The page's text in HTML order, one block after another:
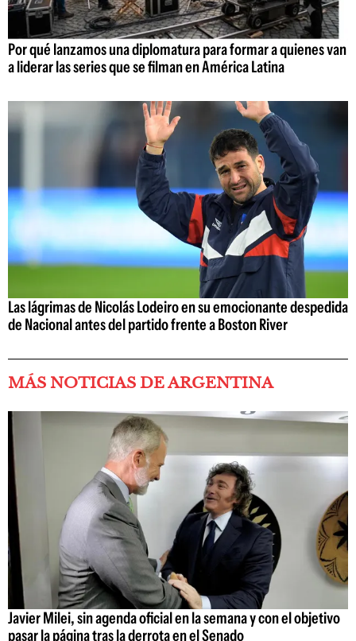
Por qué lanzamos una diplomatura para formar a quienes van
a liderar las series que se filman en América Latina
Las lágrimas de Nicolás Lodeiro en su emocionante despedida
de Nacional antes del partido frente a Boston River
MÁS NOTICIAS DE ARGENTINA
Javier Milei, sin agenda oficial en la semana y con el objetivo
pasar la página tras la derrota en el Senado